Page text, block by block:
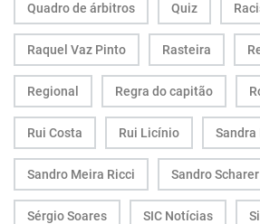
Quadro de árbitros Quiz
Raquel Vaz Pinto Rasteira
Regional Regra do capitão
Rui Costa Rui Licínio Sandra
Sandro Meira Ricci Sandro Scharer
Sérgio Soares SIC Notícias